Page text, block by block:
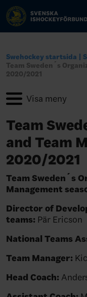
Swehockey startsida
Team Sweden´s
2020/2021
Team
and Team
2020/2021
Team Sweden´s
Management
Director of
teams: Pär Ericson
National Teams
Team Manager:
Head Coach: